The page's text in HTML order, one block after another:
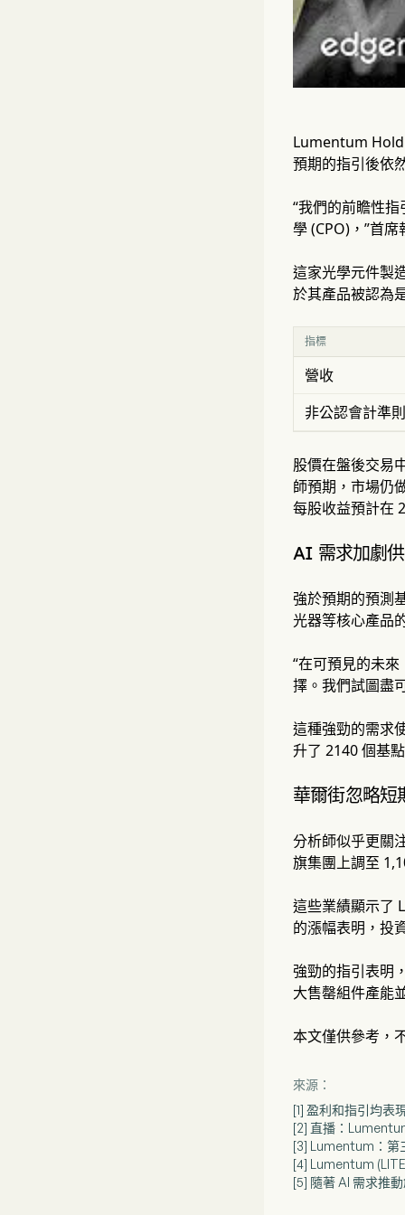
Lumentum
預期的指引後依
“我們的前瞻性
學 (CPO)，”首
這家光學元件製
於其產品被認為
指標
營收
非公認會計準
股價在盤後交易
師預期，市場仍
每股收益預計在
AI 需求加劇
強於預期的預測
光器等核心產品
“在可預見的未
擇。我們試圖盡
這種強勁的需求
升了 2140 個基
華爾街忽略短
分析師似乎更關
旗集團上調至
這些業績顯示了
的漲幅表明，投
強勁的指引表明
大售罄組件產能
本文僅供參考，
來源：
[1] 盈利和指引均表
[2] 直播：
[3] Lumentum：第
[4] Lumentum
[5] 隨著 AI 需求推